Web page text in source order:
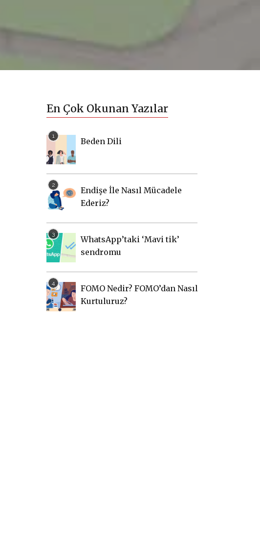
En Çok Okunan Yazılar
Beden Dili
Endişe İle Nasıl Mücadele
Ederiz?
WhatsApp’taki ‘Mavi tik’
sendromu
FOMO Nedir? FOMO’dan Nasıl
Kurtuluruz?